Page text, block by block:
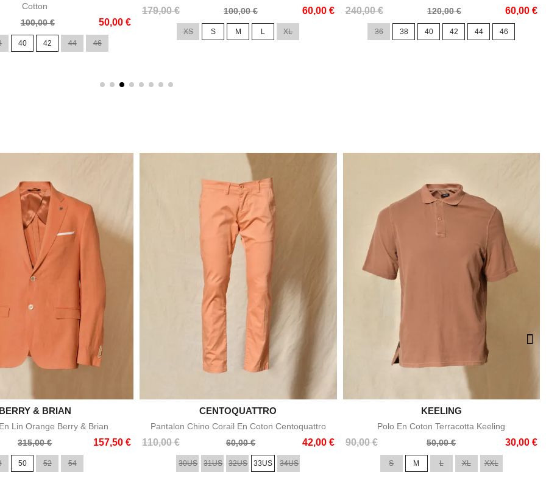
Cotton
100,00 € 50,00 €
40 42 44 46
179,00 €
Prix
100,00 € 60,00 €
Prix
XS S M L XL
240,00 €
Prix
120,00 € 60,00 €
Prix
36 38 40 42 44 46
Aperçu rapide
BERRY & BRIAN
Lin Orange Berry & Brian
315,00 € 157,50 €
50 52 54
Aperçu rapide
CENTOQUATTRO
Pantalon Chino Corail En Coton Centoquattro
110,00 €
Prix
60,00 € 42,00 €
Prix
30US 31US 32US 33US 34US
Aperçu rapide
KEELING
Polo En Coton Terracotta Keeling
90,00 €
Prix
50,00 € 30,00 €
Prix
S M L XL XXL